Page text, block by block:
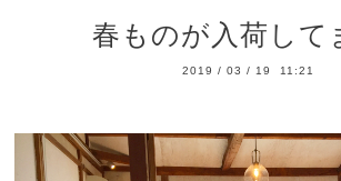
春ものが入荷して
2019 /03 / 19 11:21